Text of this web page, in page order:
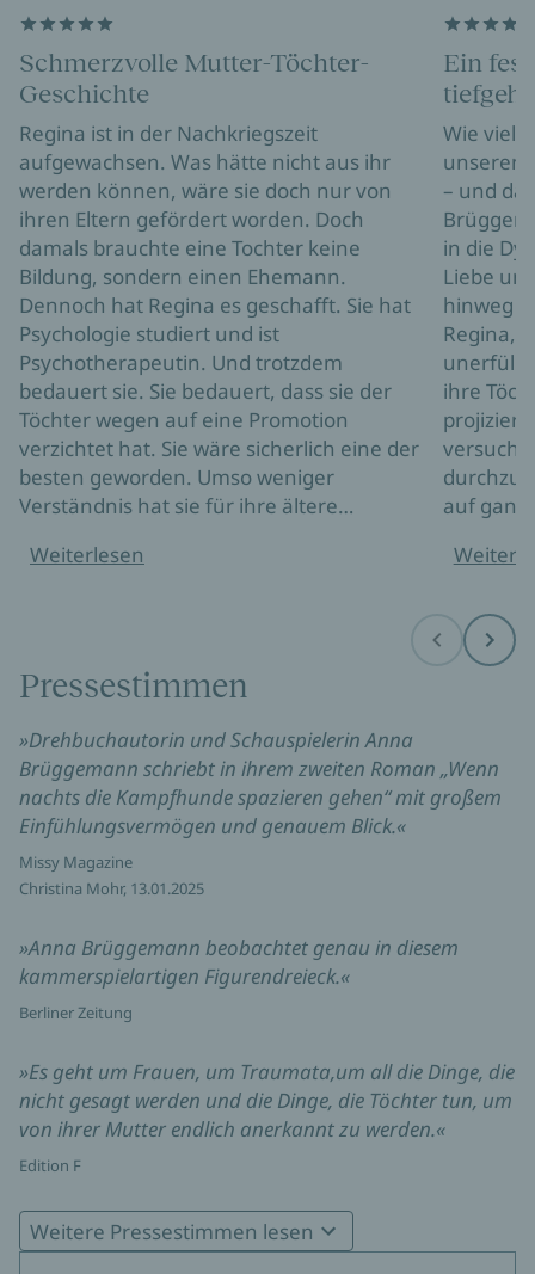
Schmerzvolle Mutter-Töchter-
Geschichte
Regina ist in der Nachkriegszeit
aufgewachsen. Was hätte nicht aus ihr
werden können, wäre sie doch nur von
ihren Eltern gefördert worden. Doch
damals brauchte eine Tochter keine
Bildung, sondern einen Ehemann.
Dennoch hat Regina es geschafft. Sie hat
Psychologie studiert und ist
Psychotherapeutin. Und trotzdem
bedauert sie. Sie bedauert, dass sie der
Töchter wegen auf eine Promotion
verzichtet hat. Sie wäre sicherlich eine der
besten geworden. Umso weniger
Verständnis hat sie für ihre ältere…
Weiterlesen
Ein
Wie viel
unseren
– und
in die
Liebe
hinweg
Regina,
ihre
auf ganz
Before Next
Pressestimmen
»Drehbuchautorin und Schauspielerin Anna
Brüggemann schriebt in ihrem zweiten Roman „Wenn
nachts die Kampfhunde spazieren gehen“ mit großem
Einfühlungsvermögen und genauem Blick.«
Missy Magazine
Christina Mohr, 13.01.2025
»Anna Brüggemann beobachtet genau in diesem
kammerspielartigen Figurendreieck.«
Berliner Zeitung
»Es geht um Frauen, um Traumata,um all die Dinge, die
nicht gesagt werden und die Dinge, die Töchter tun, um
von ihrer Mutter endlich anerkannt zu werden.«
Edition F
»Eine stille Geschichte, so gut beobachtet, dass sie mich
packt.«
Weitere Pressestimmen lesen